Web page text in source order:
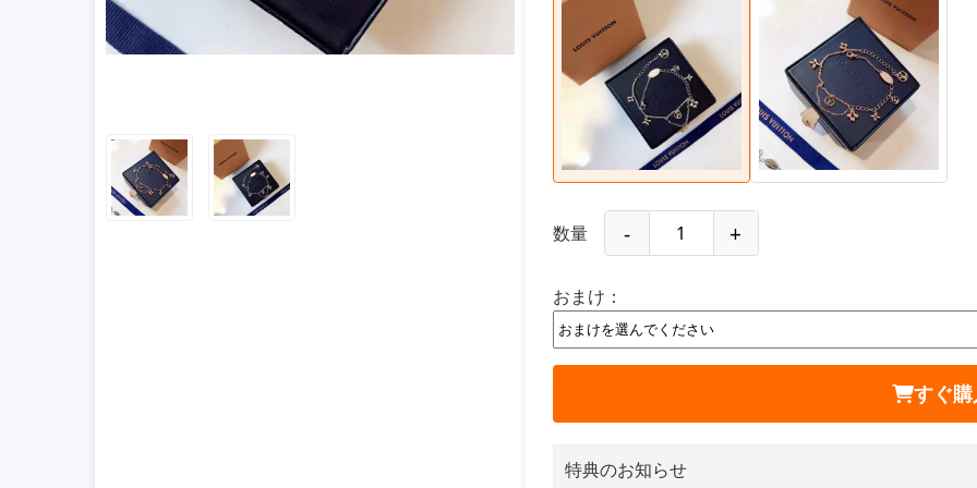
数量 - +
おまけ：
すぐ
特典のお知らせ